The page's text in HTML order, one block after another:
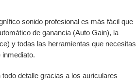
sonido profesional es más fácil que
de ganancia (Auto Gain), la
y todas las herramientas que necesitas
inmediato.
detalle gracias a los auriculares